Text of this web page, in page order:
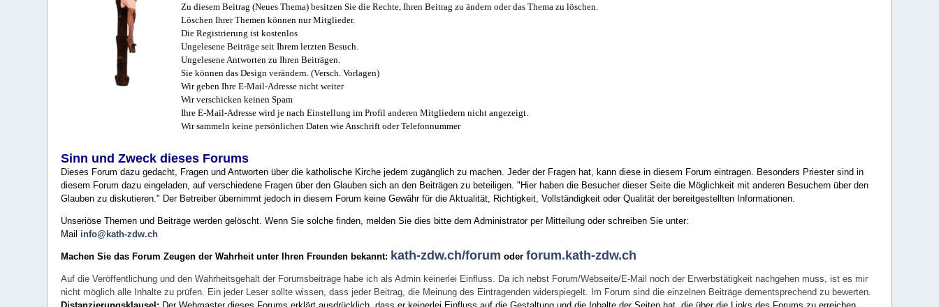
Zu diesem Beitrag (Neues Thema) besitzen Sie die Rechte, Ihren Beitrag zu ändern oder das Thema zu löschen.
Löschen Ihrer Themen können nur Mitglieder.
Die Registrierung ist kostenlos
Ungelesene Beiträge seit Ihrem letzten Besuch.
Ungelesene Antworten zu Ihren Beiträgen.
Sie können das Design verändern. (Versch. Vorlagen)
Wir geben Ihre E-Mail-Adresse nicht weiter
Wir verschicken keinen Spam
Ihre E-Mail-Adresse wird je nach Einstellung im Profil anderen Mitgliedern nicht angezeigt.
Wir sammeln keine persönlichen Daten wie Anschrift oder Telefonnummer
Sinn und Zweck dieses Forums
Dieses Forum dazu gedacht, Fragen und Antworten über die katholische Kirche jedem zugänglich zu machen. Jeder der Fragen hat, kann diese in diesem Forum eintragen. Besonders Priester sind in
diesem Forum dazu eingeladen, auf verschiedene Fragen über den Glauben sich an den Beiträgen zu beteiligen. "Hier haben die Besucher dieser Seite die Möglichkeit mit anderen Besuchern über den
Glauben zu diskutieren." Der Betreiber übernimmt jedoch in diesem Forum keine Gewähr für die Aktualität, Richtigkeit, Vollständigkeit oder Qualität der bereitgestellten Informationen.
Unseriöse Themen und Beiträge werden gelöscht. Wenn Sie solche finden, melden Sie dies bitte dem Administrator per Mitteilung oder schreiben Sie unter:
Mail info@kath-zdw.ch
Machen Sie das Forum Zeugen der Wahrheit unter Ihren Freunden bekannt: kath-zdw.ch/forum oderforum.kath-zdw.ch
Auf die Veröffentlichung und den Wahrheitsgehalt der Forumsbeiträge habe ich als Admin keinerlei Einfluss. Da ich nebst Forum/Webseite/E-Mail noch der Erwerbstätigkeit nachgehen muss, ist es mir
nicht möglich alle Inhalte zu prüfen. Ein jeder Leser sollte wissen, dass jeder Beitrag, die Meinung des Eintragenden widerspiegelt. Im Forum sind die einzelnen Beiträge dementsprechend zu bewerten.